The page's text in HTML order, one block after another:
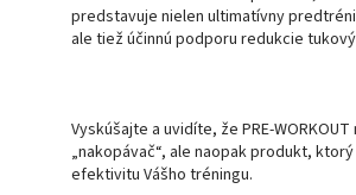
predstavuje nielen ultimatívny
ale tiež účinnú podporu redukcie
Vyskúšajte a uvidíte, že PRE-
„nakopávač“, ale naopak produkt,
efektivitu Vášho tréningu.